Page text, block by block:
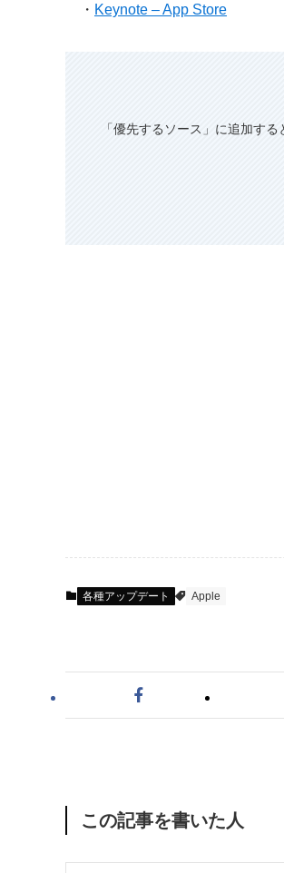
・ Keynote – App Store
「優先するソース」に追加す
各種アップデート Apple
この記事を書いた人